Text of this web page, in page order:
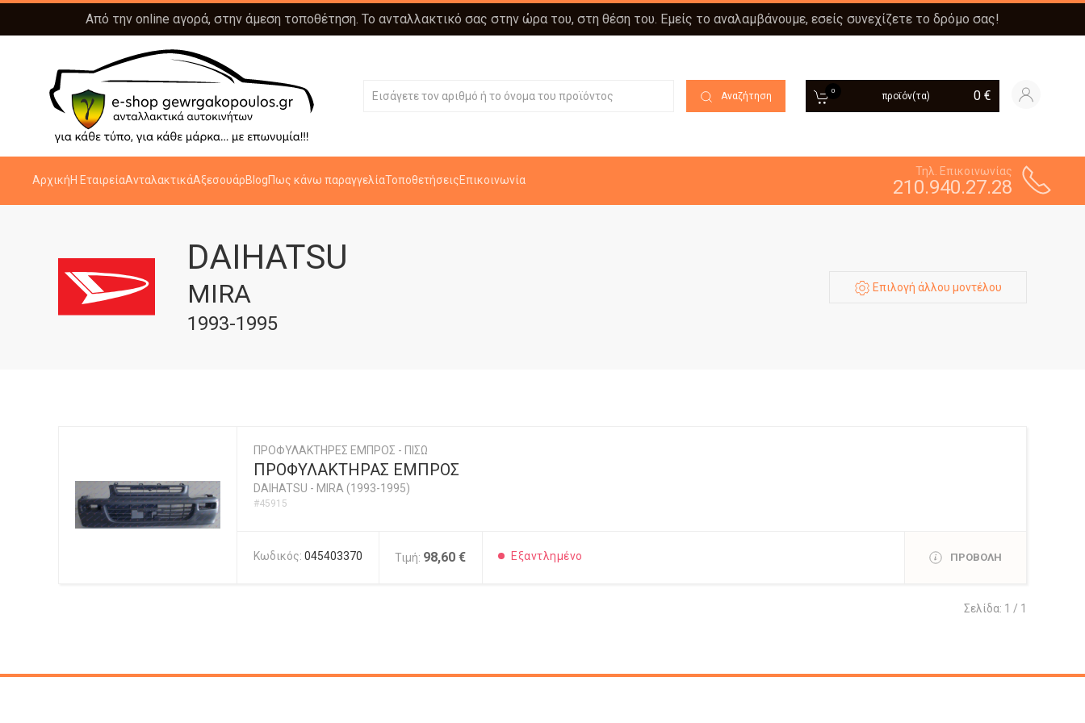
Από την online αγορά, στην άμεση τοποθέτηση. Το ανταλλακτικό σας στην ώρα του, στη θέση του. Εμείς το αναλαμβάνουμε, εσείς συνεχίζετε το δρόμο σας!
Αναζήτηση 0 προϊόν(τα) 0 €
ΑρχικήΗ ΕταιρείαΑνταλακτικάΑξεσουάρBlogΠως κάνω παραγγελίαΤοποθετήσειςΕπικοινωνία
Τηλ. Επικοινωνίας
210.940.27.28
DAIHATSU
MIRA
1993-1995
Επιλογή άλλου μοντέλου
ΠΡΟΦΥΛΑΚΤΗΡΕΣ ΕΜΠΡΟΣ - ΠΙΣΩ
ΠΡΟΦΥΛΑΚΤΗΡΑΣ ΕΜΠΡΟΣ
DAIHATSU - MIRA (1993-1995)
#45915
Κωδικός: 045403370 Τιμή: 98,60 € Εξαντλημένο ΠΡΟΒΟΛΗ
Σελίδα: 1 / 1